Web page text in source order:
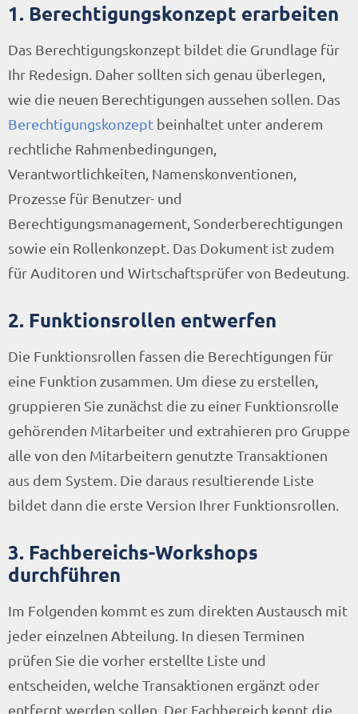
1. Berechtigungskonzept erarbeiten
Das Berechtigungskonzept bildet die Grundlage für
Ihr Redesign. Daher sollten sich genau überlegen,
wie die neuen Berechtigungen aussehen sollen. Das
Berechtigungskonzept beinhaltet unter anderem
rechtliche Rahmenbedingungen,
Verantwortlichkeiten, Namenskonventionen,
Prozesse für Benutzer- und
Berechtigungsmanagement, Sonderberechtigungen
sowie ein Rollenkonzept. Das Dokument ist zudem
für Auditoren und Wirtschaftsprüfer von Bedeutung.
2. Funktionsrollen entwerfen
Die Funktionsrollen fassen die Berechtigungen für
eine Funktion zusammen. Um diese zu erstellen,
gruppieren Sie zunächst die zu einer Funktionsrolle
gehörenden Mitarbeiter und extrahieren pro Gruppe
alle von den Mitarbeitern genutzte Transaktionen
aus dem System. Die daraus resultierende Liste
bildet dann die erste Version Ihrer Funktionsrollen.
3. Fachbereichs-Workshops
durchführen
Im Folgenden kommt es zum direkten Austausch mit
jeder einzelnen Abteilung. In diesen Terminen
prüfen Sie die vorher erstellte Liste und
entscheiden, welche Transaktionen ergänzt oder
entfernt werden sollen. Der Fachbereich kennt die